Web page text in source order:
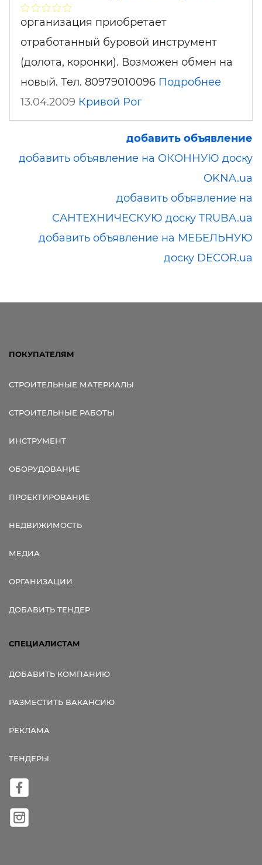
организация приобретает
отработанный буровой инструмент
(долота, коронки). Возможен обмен на
новый. Тел. 80979010096 Подробнее
13.04.2009 Кривой Рог
добавить объявление
добавить объявление на ОКОННУЮ доску
OKNA.ua
добавить объявление на
САНТЕХНИЧЕСКУЮ доску TRUBA.ua
добавить объявление на МЕБЕЛЬНУЮ
доску DECOR.ua
ПОКУПАТЕЛЯМ
СТРОИТЕЛЬНЫЕ МАТЕРИАЛЫ
СТРОИТЕЛЬНЫЕ РАБОТЫ
ИНСТРУМЕНТ
ОБОРУДОВАНИЕ
ПРОЕКТИРОВАНИЕ
НЕДВИЖИМОСТЬ
МЕДИА
ОРГАНИЗАЦИИ
ДОБАВИТЬ ТЕНДЕР
СПЕЦИАЛИСТАМ
ДОБАВИТЬ КОМПАНИЮ
РАЗМЕСТИТЬ ВАКАНСИЮ
РЕКЛАМА
ТЕНДЕРЫ